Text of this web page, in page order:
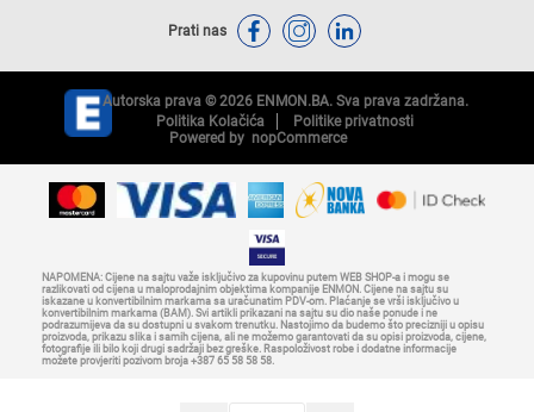
Prati nas
Autorska prava © 2026 ENMON.BA. Sva prava zadržana.
Politika Kolačića
Politike privatnosti
Powered by nopCommerce
NAPOMENA: Cijene na sajtu važe isključivo za kupovinu putem WEB SHOP-a i mogu se
razlikovati od cijena u maloprodajnim objektima kompanije ENMON. Cijene na sajtu su
iskazane u konvertibilnim markama sa uračunatim PDV-om. Plaćanje se vrši isključivo u
konvertibilnim markama (BAM). Svi artikli prikazani na sajtu su dio naše ponude i ne
podrazumijeva da su dostupni u svakom trenutku. Nastojimo da budemo što precizniji u opisu
proizvoda, prikazu slika i samih cijena, ali ne možemo garantovati da su opisi proizvoda, cijene,
fotografije ili bilo koji drugi sadržaji bez greške. Raspoloživost robe i dodatne informacije
možete provjeriti pozivom broja +387 65 58 58 58.